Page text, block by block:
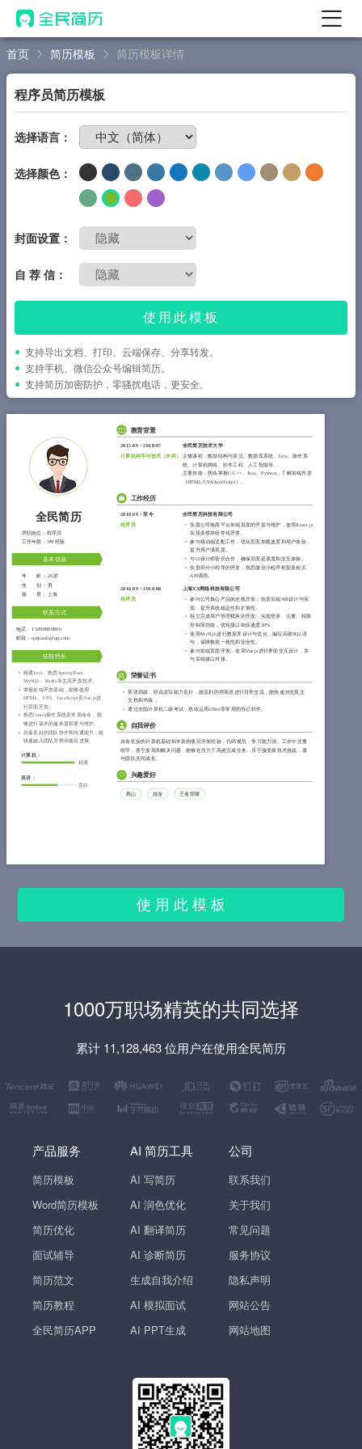
首页
AI 简历工具
AI 优化简历
AI 翻译简历
AI 诊断简历
AI 模拟面试
面试自我介绍
简历教程
登录 / 注册
首页 简历模板 简历模板详情
程序员简历模板
选择语言：
选择颜色：
封面设置：
自 荐 信：
使用此模板
支持导出文档、打印、云端保存、分享转发。
支持手机、微信公众号编辑简历。
支持简历加密防护，零骚扰电话，更安全。
全民简历
求职岗位： 程序员
工作年限： 3年经验
基本信息
年 龄： 28岁
性 别： 男
籍 贯： 上海
联系方式
电话： 15088888886
邮箱： qmjianli@qq.com
技能特长
精通Java，熟悉Spring Boot、
MySQL、Redis等主流开发技术。
掌握前端开发基础，能够使用
HTML、CSS、JavaScript及Vue.js进
行页面开发。
熟悉Linux操作系统及常用命令，能
够进行基本的服务器部署与维护。
具备良好的团队协作和沟通能力，能
快速融入团队并推动项目进展。
计算机：
精通
英语：
良好
教育背景
2015-09 ~2018-07
计算机科学与技术（本科）
全民简历技术大学
主修课程：数据结构与算法、数据库系统、Java、操作系
统、计算机网络、软件工程、人工智能等。
主要技能：熟练掌握C/C++、Java、Python，了解前端开发
（HTML/CSS/JavaScript）。
工作经历
2018-09 ~至今
程序员
全民简历科技有限公司
负责公司电商平台前端页面的开发与维护，使用React.js
实现多模块组件化开发。
参与移动端适配工作，优化页面加载速度和用户体验，
提升用户满意度。
与UI设计师密切合作，确保页面还原度和交互体验。
负责部分小程序的开发，熟悉微信小程序框架及相关
API调用。
2016-09 ~2018-08
程序员
上海XX网络科技有限公司
参与公司核心产品的全栈开发，负责后端API设计与实
现，提升系统稳定性和扩展性。
独立完成用户管理模块的开发，实现登录、注册、权限
控制等功能，优化接口响应速度30%。
使用MySQL进行数据库设计与优化，编写高效SQL语
句，保障数据一致性和安全性。
参与前端页面开发，使用Vue.js进行界面交互设计，并
与后端接口对接。
荣誉证书
英语四级，听说读写能力良好，能流利的用英语进行日常交流，能快速浏览英文
文档和书籍；
通过全国计算机二级考试，熟练运用office等常用的办公软件。
自我评价
具有扎实的计算机基础和丰富的项目开发经验，代码规范，学习能力强。工作中注重
细节，善于发现和解决问题，能够在压力下高效完成任务。乐于接受新技术挑战，愿
与团队共同成长。
兴趣爱好
爬山 旅游 王者荣耀
使 用 此 模 板
1000万职场精英的共同选择
累计 11,128,463 位用户在使用全民简历
产品服务
简历模板
Word简历模板
简历优化
面试辅导
简历范文
简历教程
全民简历APP
AI 简历工具
AI 写简历
AI 润色优化
AI 翻译简历
AI 诊断简历
生成自我介绍
AI 模拟面试
AI PPT生成
公司
联系我们
关于我们
常见问题
服务协议
隐私声明
网站公告
网站地图